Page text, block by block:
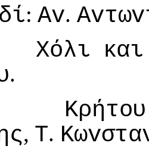
:Αv.
Χόλι και
.
Κρήτoυ
, Τ.